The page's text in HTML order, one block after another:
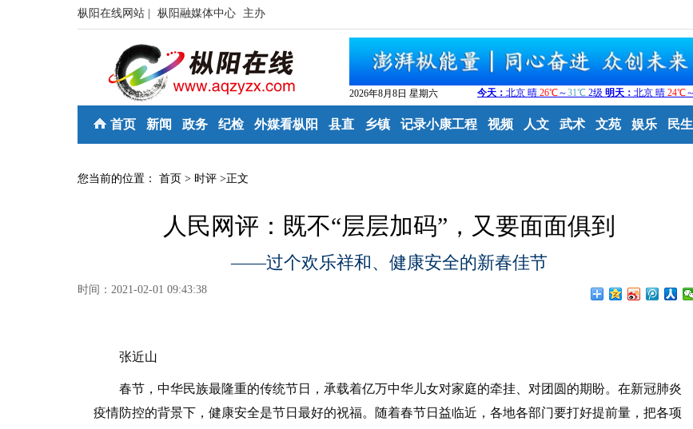
枞阳在线网站 | 枞阳融媒体中心 主办
2026年8月8日 星期六
首页 新闻 政务 纪检 外媒看枞阳 县直 乡镇 记录小康工程 视频 人文 武术 文苑 娱乐 民生
您当前的位置： 首页 > 时评 >正文
人民网评：既不“层层加码”，又要面面俱到
——过个欢乐祥和、健康安全的新春佳节
时间：2021-02-01 09:43:38
张近山
春节，中华民族最隆重的传统节日，承载着亿万中华儿女对家庭的牵挂、对团圆的期盼。在新冠肺炎
疫情防控的背景下，健康安全是节日最好的祝福。随着春节日益临近，各地各部门要打好提前量，把各项